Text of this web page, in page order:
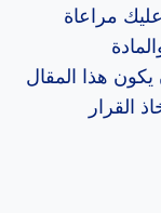
مراعاة
هذا المقال
القرار